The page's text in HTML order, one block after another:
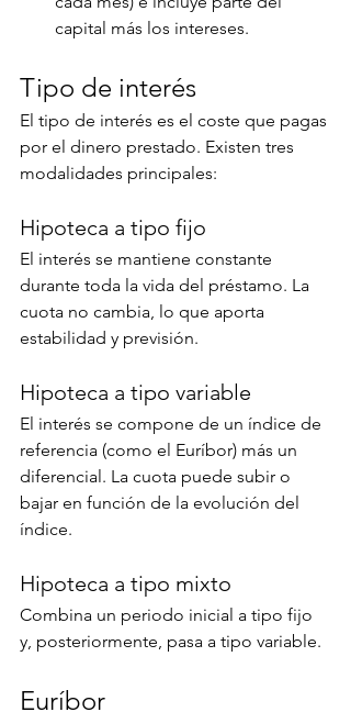
capital más los intereses.
Tipo de interés
El tipo de interés es el coste que pagas
por el dinero prestado. Existen tres
modalidades principales:
Hipoteca a tipo fijo
El interés se mantiene constante
durante toda la vida del préstamo. La
cuota no cambia, lo que aporta
estabilidad y previsión.
Hipoteca a tipo variable
El interés se compone de un índice de
referencia (como el Euríbor) más un
diferencial. La cuota puede subir o
bajar en función de la evolución del
índice.
Hipoteca a tipo mixto
Combina un periodo inicial a tipo fijo
y, posteriormente, pasa a tipo variable.
Euríbor